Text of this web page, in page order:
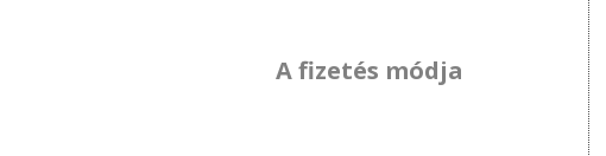
A fizetés módja